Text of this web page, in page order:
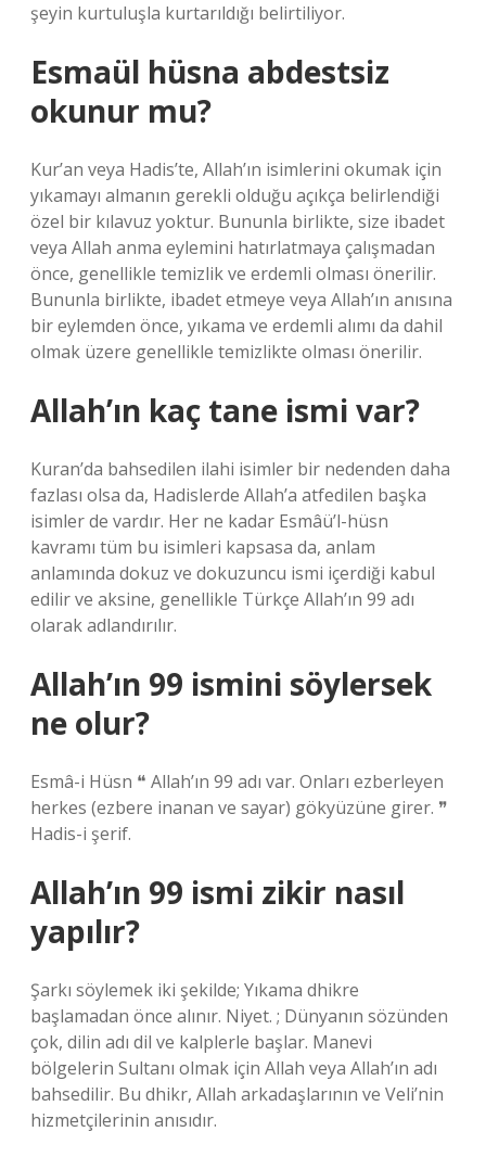
şeyin kurtuluşla kurtarıldığı belirtiliyor.
Esmaül hüsna abdestsiz
okunur mu?
Kur’an veya Hadis’te, Allah’ın isimlerini okumak için
yıkamayı almanın gerekli olduğu açıkça belirlendiği
özel bir kılavuz yoktur. Bununla birlikte, size ibadet
veya Allah anma eylemini hatırlatmaya çalışmadan
önce, genellikle temizlik ve erdemli olması önerilir.
Bununla birlikte, ibadet etmeye veya Allah’ın anısına
bir eylemden önce, yıkama ve erdemli alımı da dahil
olmak üzere genellikle temizlikte olması önerilir.
Allah’ın kaç tane ismi var?
Kuran’da bahsedilen ilahi isimler bir nedenden daha
fazlası olsa da, Hadislerde Allah’a atfedilen başka
isimler de vardır. Her ne kadar Esmâü’l-hüsn
kavramı tüm bu isimleri kapsasa da, anlam
anlamında dokuz ve dokuzuncu ismi içerdiği kabul
edilir ve aksine, genellikle Türkçe Allah’ın 99 adı
olarak adlandırılır.
Allah’ın 99 ismini söylersek
ne olur?
Esmâ-i Hüsn ❝ Allah’ın 99 adı var. Onları ezberleyen
herkes (ezbere inanan ve sayar) gökyüzüne girer. ❞
Hadis-i şerif.
Allah’ın 99 ismi zikir nasıl
yapılır?
Şarkı söylemek iki şekilde; Yıkama dhikre
başlamadan önce alınır. Niyet. ; Dünyanın sözünden
çok, dilin adı dil ve kalplerle başlar. Manevi
bölgelerin Sultanı olmak için Allah veya Allah’ın adı
bahsedilir. Bu dhikr, Allah arkadaşlarının ve Veli’nin
hizmetçilerinin anısıdır.